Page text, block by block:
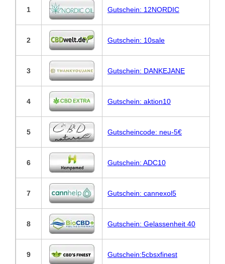
1 Gutschein: 12NORDIC
2 Gutschein: 10sale
3 Gutschein: DANKEJANE
4 Gutschein: aktion10
5 Gutscheincode: neu-5€
6 Gutschein: ADC10
7 Gutschein: cannexol5
8 Gutschein: Gelassenheit 40
9 Gutschein:5cbsxfinest